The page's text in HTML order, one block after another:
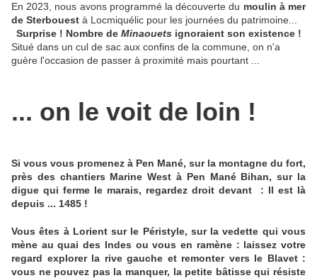
En 2023, nous avons programmé la découverte du moulin à mer
de Sterbouest à Locmiquélic pour les journées du patrimoine...
Surprise ! Nombre de Minaouetsignoraient son existence !
Situé dans un cul de sac aux confins de la commune, on n'a
guère l'occasion de passer à proximité mais pourtant ...
... on le voit de loin !
Si vous vous promenez à Pen Mané, sur la montagne du fort,
près des chantiers Marine West à Pen Mané Bihan, sur la
digue qui ferme le marais, regardez droit devant : Il est là
depuis ... 1485 !
Vous êtes à Lorient sur le Péristyle, sur la vedette qui vous
mène au quai des Indes ou vous en ramène : laissez votre
regard explorer la rive gauche et remonter vers le Blavet :
vous ne pouvez pas la manquer, la petite bâtisse qui résiste